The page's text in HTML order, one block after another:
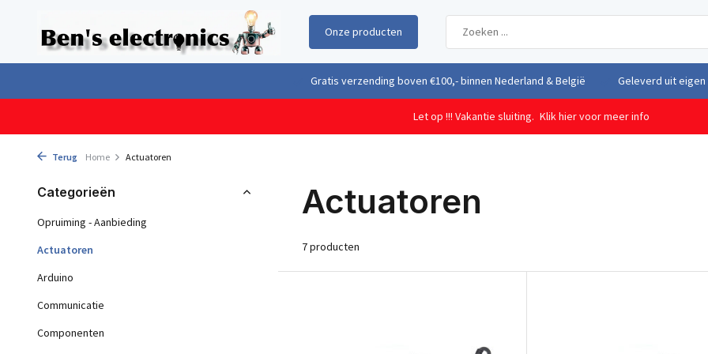
Onze producten
Geleverd uit eigen voorraad vanuit ons magazijn in Nederland Gratis
Let op !!! Vakantie sluiting. Klik hier voor meer info
Terug Home Actuatoren
Categorieën
Opruiming - Aanbieding
Actuatoren
Arduino
Communicatie
Componenten
Actuatoren
7 producten